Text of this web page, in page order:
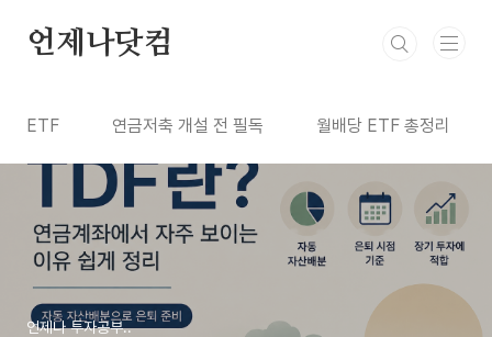
언제나닷컴
ETF 연금저축 개설 전 필독 월배당 ETF 총정리
언제나 투자공부..